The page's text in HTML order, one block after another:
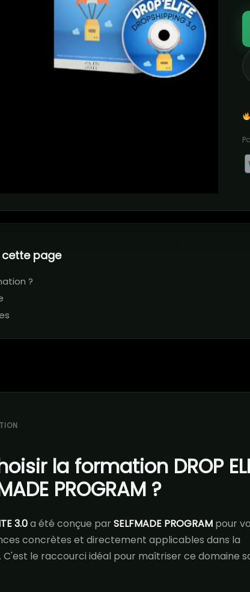
page
?
la formation DROP
PROGRAM ?
3.0a été conçue parSELFMADE PROGRAM pour
concrètes et directement applicables dans la
. C'est le raccourci idéal pour maîtriser ce domaine